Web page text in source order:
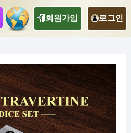
회원가입 로그인